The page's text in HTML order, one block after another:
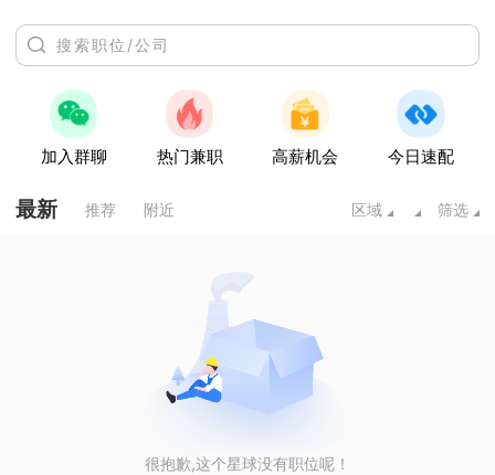
加入群聊 热门兼职 高薪机会 今日速配
最新 推荐 附近 区域 筛选
很抱歉,这个星球没有职位呢！